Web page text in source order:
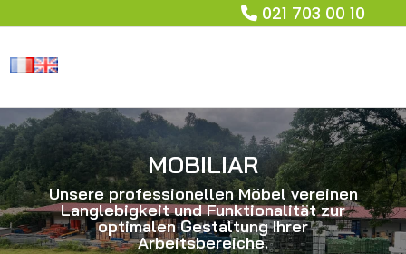
021 703 00 10
MOBILIAR
Unsere professionellen Möbel vereinen
Langlebigkeit und Funktionalität zur
optimalen Gestaltung Ihrer
Arbeitsbereiche.